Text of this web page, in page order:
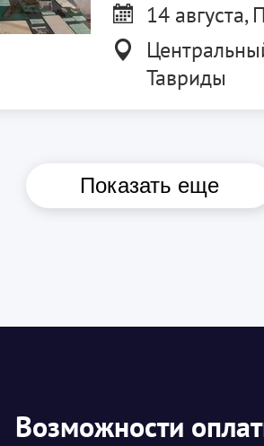
14 августа,
Тавриды
Показать еще
Возможности